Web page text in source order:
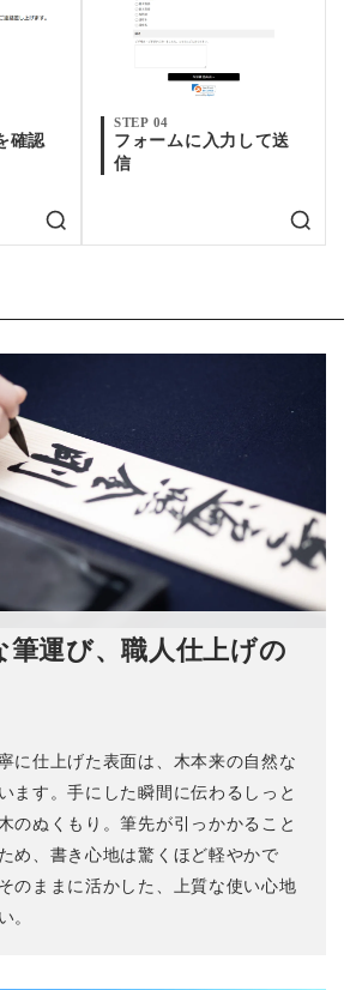
確認
STEP 04
フォームに入力して送
信
筆運び、職人仕上げの
に仕上げた表面は、木本来の自然な
ます。手にした瞬間に伝わるしっと
のぬくもり。筆先が引っかかること
め、書き心地は驚くほど軽やかで
のままに活かした、上質な使い心地
。